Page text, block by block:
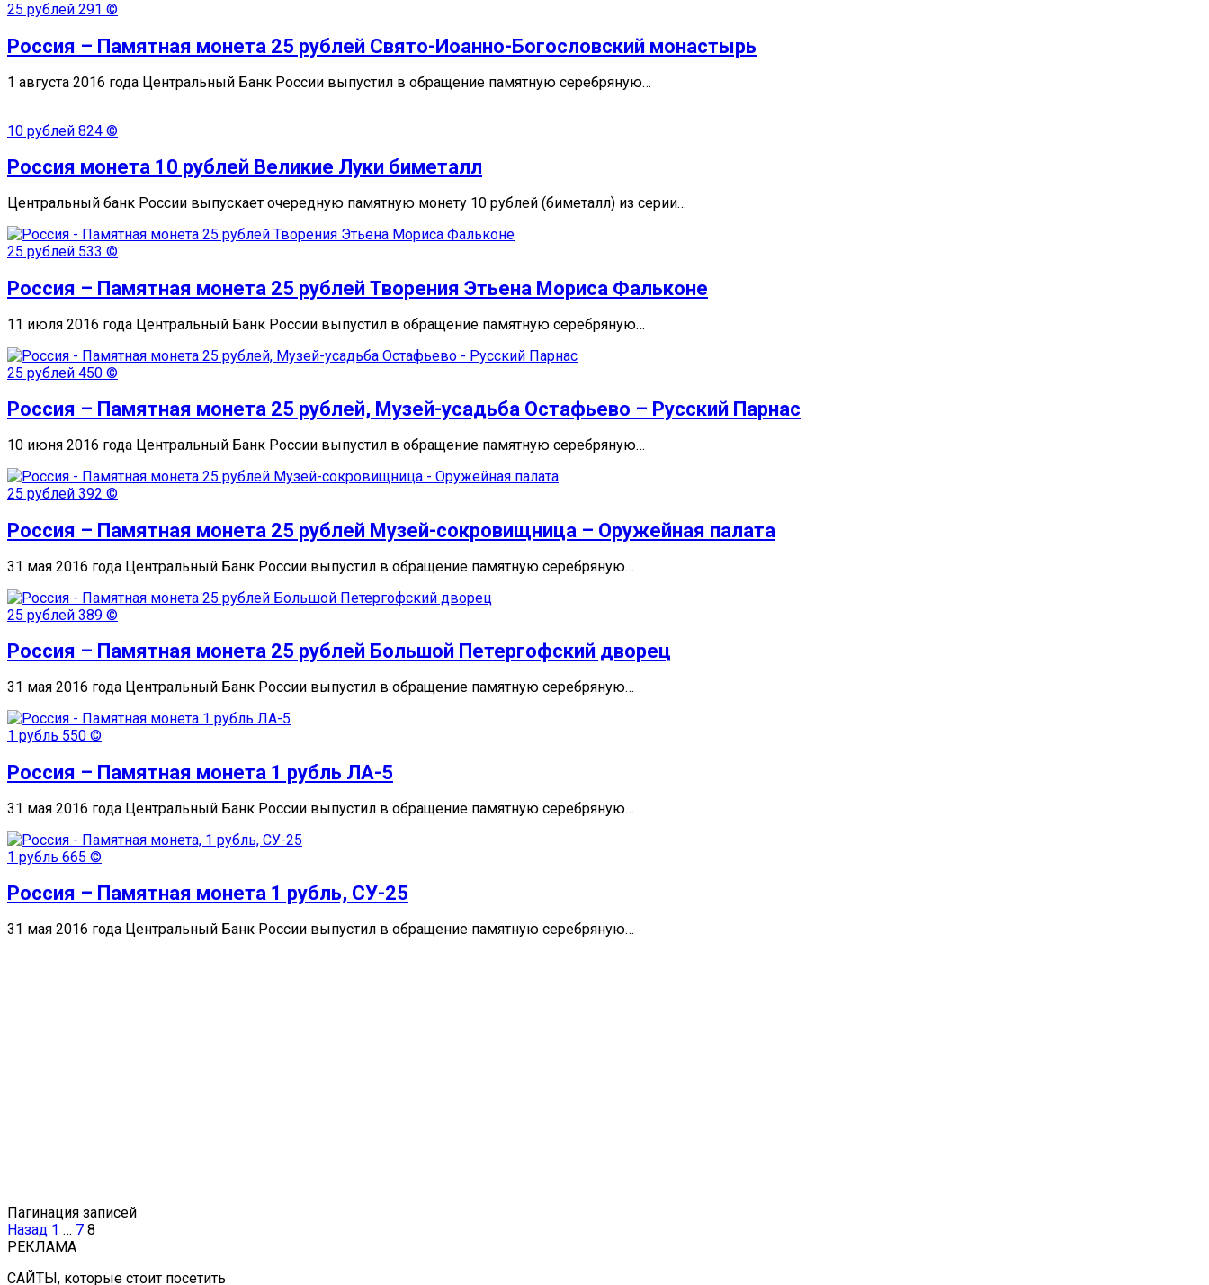
25 рублей 291 ©
Россия – Памятная монета 25 рублей Свято-Иоанно-Богословский монастырь
1 августа 2016 года Центральный Банк России выпустил в обращение памятную серебряную…
10 рублей 824 ©
Россия монета 10 рублей Великие Луки биметалл
Центральный банк России выпускает очередную памятную монету 10 рублей (биметалл) из серии…
25 рублей 533 ©
Россия – Памятная монета 25 рублей Творения Этьена Мориса Фальконе
11 июля 2016 года Центральный Банк России выпустил в обращение памятную серебряную…
25 рублей 450 ©
Россия – Памятная монета 25 рублей, Музей-усадьба Остафьево – Русский Парнас
10 июня 2016 года Центральный Банк России выпустил в обращение памятную серебряную…
25 рублей 392 ©
Россия – Памятная монета 25 рублей Музей-сокровищница – Оружейная палата
31 мая 2016 года Центральный Банк России выпустил в обращение памятную серебряную…
25 рублей 389 ©
Россия – Памятная монета 25 рублей Большой Петергофский дворец
31 мая 2016 года Центральный Банк России выпустил в обращение памятную серебряную…
1 рубль 550 ©
Россия – Памятная монета 1 рубль ЛА-5
31 мая 2016 года Центральный Банк России выпустил в обращение памятную серебряную…
1 рубль 665 ©
Россия – Памятная монета 1 рубль, СУ-25
31 мая 2016 года Центральный Банк России выпустил в обращение памятную серебряную…
Пагинация записей
Назад 1 … 7 8
РЕКЛАМА
САЙТЫ, которые стоит посетить